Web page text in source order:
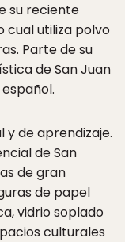
su reciente
cual utiliza polvo
Parte de su
de San Juan
y de aprendizaje.
de San
de gran
de papel
vidrio soplado
culturales